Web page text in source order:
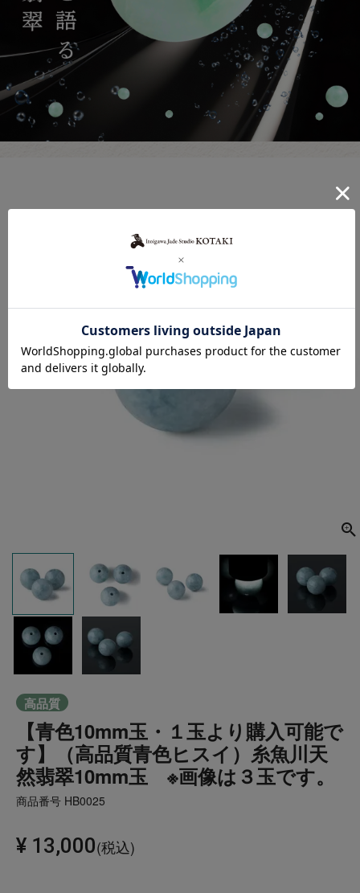
高品質
【青色10mm玉・１玉より購入可能で
す】（高品質青色ヒスイ）糸魚川天
然翡翠10mm玉 ※画像は３玉です。
商品番号 HB0025
¥ 13,000 税込